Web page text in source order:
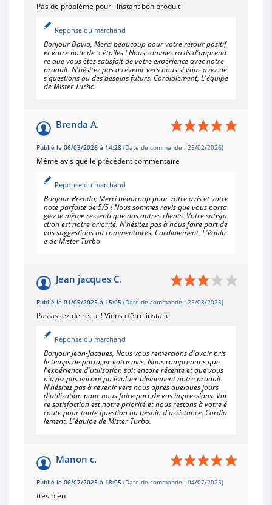
Pas de problème pour l instant bon produit
Réponse du marchand
Bonjour David, Merci beaucoup pour votre retour positif
et votre note de 5 étoiles ! Nous sommes ravis d'apprend
re que vous êtes satisfait de votre expérience avec notre
produit. N'hésitez pas à revenir vers nous si vous avez de
s questions ou des besoins futurs. Cordialement, L'équipe
de Mister Turbo
Brenda A.
Publié le 06/03/2026 à 14:28 (Date de commande : 25/02/2026)
Même avis que le précédent commentaire
Réponse du marchand
Bonjour Brenda, Merci beaucoup pour votre avis et votre
note parfaite de 5/5 ! Nous sommes ravis que vous parta
giez le même ressenti que nos autres clients. Votre satisfa
ction est notre priorité. N'hésitez pas à nous faire part de
vos suggestions ou commentaires. Cordialement, L'équip
e de Mister Turbo
Jean jacques C.
Publié le 01/09/2025 à 15:05 (Date de commande : 25/08/2025)
Pas assez de recul ! Viens d’être installé
Réponse du marchand
Bonjour Jean-Jacques, Nous vous remercions d'avoir pris
le temps de partager votre avis. Nous comprenons que
l'expérience d'utilisation soit encore récente et que vous
n'ayez pas encore pu évaluer pleinement notre produit.
N'hésitez pas à revenir vers nous après quelques jours
d'utilisation pour nous faire part de vos impressions. Vot
re satisfaction est notre priorité et nous restons à votre é
coute pour toute question ou besoin d'assistance. Cordia
lement, L'équipe de Mister Turbo.
Manon c.
Publié le 06/07/2025 à 18:05 (Date de commande : 04/07/2025)
ttes bien